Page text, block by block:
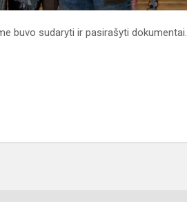
buvo sudaryti ir pasirašyti dokumentai.